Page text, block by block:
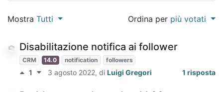
Mostra Tutti Ordina per più votati
Disabilitazione notifica ai follower
CRM 14.0 notification followers
1 3 agosto 2022, di Luigi Gregori 1 risposta